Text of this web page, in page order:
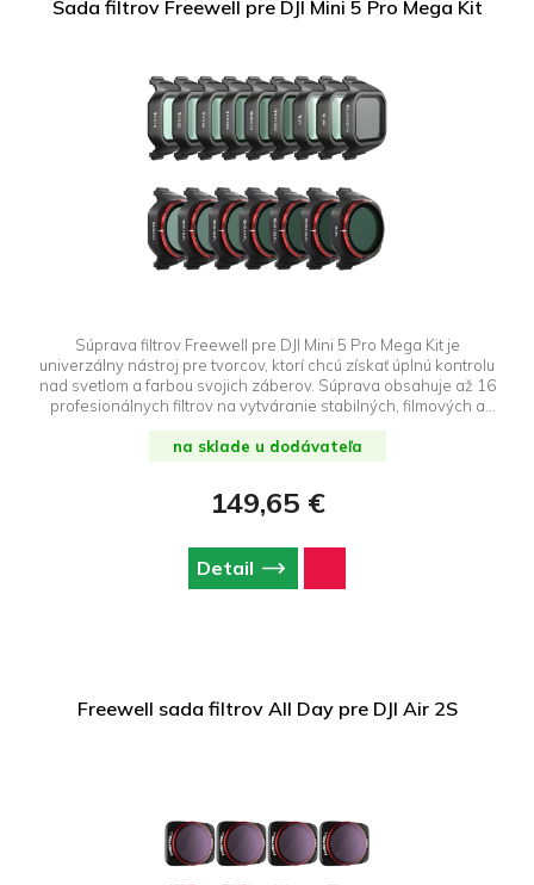
Sada filtrov Freewell pre DJI Mini 5 Pro Mega Kit
Súprava filtrov Freewell pre DJI Mini 5 Pro Mega Kit je
univerzálny nástroj pre tvorcov, ktorí chcú získať úplnú kontrolu
nad svetlom a farbou svojich záberov. Súprava obsahuje až 16
profesionálnych filtrov na vytváranie stabilných, filmových a
ND, ND/PL, LPR, Glow Mist, CPL a UV - všetky sú určené na
presnú reprodukciu farieb a plynulé tonálne prechody.
na sklade u dodávateľa
149,65 €
Detail
Freewell sada filtrov All Day pre DJI Air 2S